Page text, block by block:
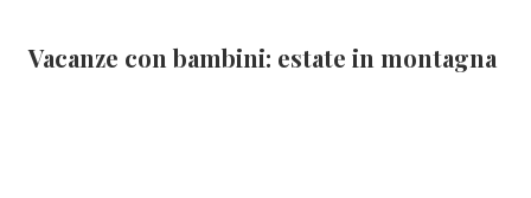
Vacanze con bambini: estate in montagna